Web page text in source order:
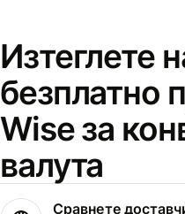
Изтеглете
безплатно
Wise за
валута
Сравнете